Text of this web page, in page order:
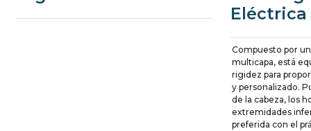
Eléctrica
Compuesto por
multicapa, está
rigidez para
y personalizado.
de la cabeza, los
extremidades
preferida con el